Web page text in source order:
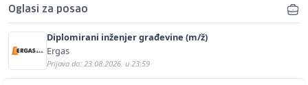
Oglasi za posao
Diplomirani inženjer građevine (m/ž)
Ergas
Prijava do: 23.08.2026. u 23:59